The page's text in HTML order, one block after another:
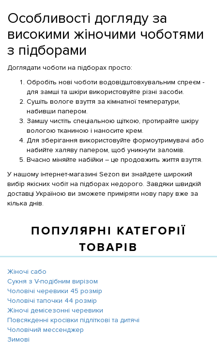
Особливості догляду за
високими жіночими чоботями
з підборами
Доглядати чоботи на підборах просто:
Обробіть нові чоботи водовідштовхувальним спреєм -
для замші та шкіри використовуйте різні засоби.
Сушіть вологе взуття за кімнатної температури,
набивши папером.
Замшу чистіть спеціальною щіткою, протирайте шкіру
вологою тканиною і наносите крем.
Для зберігання використовуйте формоутримувачі або
набийте халяву папером, щоб уникнути заломів.
Вчасно міняйте набійки – це продовжить життя взуття.
У нашому інтернет-магазині Sezon ви знайдете широкий
вибір якісних чобіт на підборах недорого. Завдяки швидкій
доставці Україною ви зможете приміряти нову пару вже за
кілька днів.
ПОПУЛЯРНІ КАТЕГОРІЇ
ТОВАРІВ
Жіночі сабо
Сукня з V-подібним вирізом
Чоловічі черевики 45 розмір
Чоловічі тапочки 44 розмір
Жіночі демісезонні черевики
Повсякденні кросівки підліткові та дитячі
Чоловічий мессенджер
Зимові